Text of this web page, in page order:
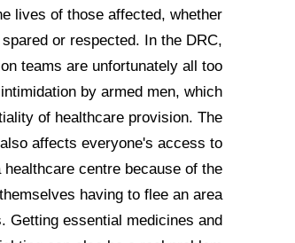
lives of those affected, whether
or respected. In the DRC,
teams are unfortunately all too
by armed men, which
of healthcare provision. The
affects everyone's access to
centre because of the
having to flee an area
Getting essential medicines and